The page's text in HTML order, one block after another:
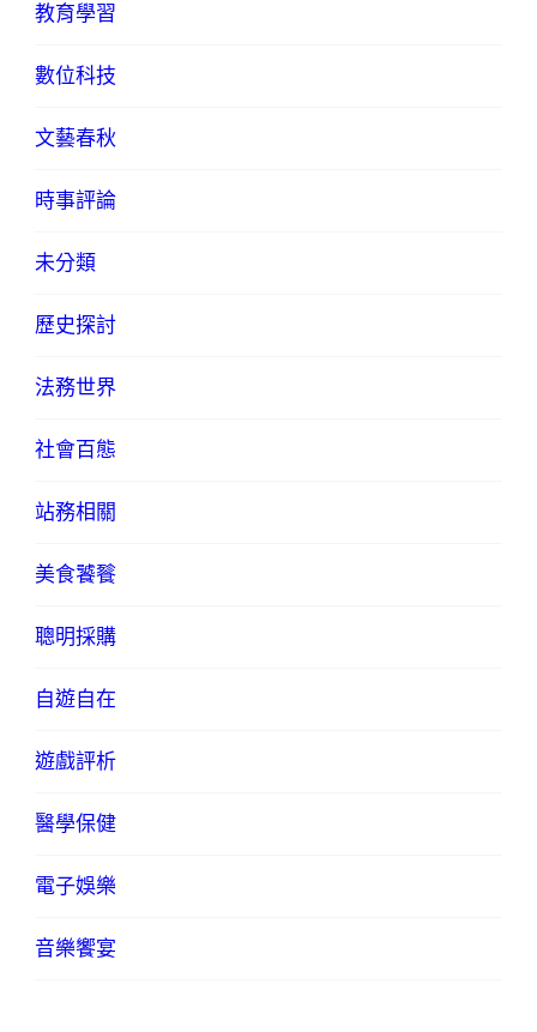
教育學習
數位科技
文藝春秋
時事評論
未分類
歷史探討
法務世界
社會百態
站務相關
美食饕餮
聰明採購
自遊自在
遊戲評析
醫學保健
電子娛樂
音樂饗宴